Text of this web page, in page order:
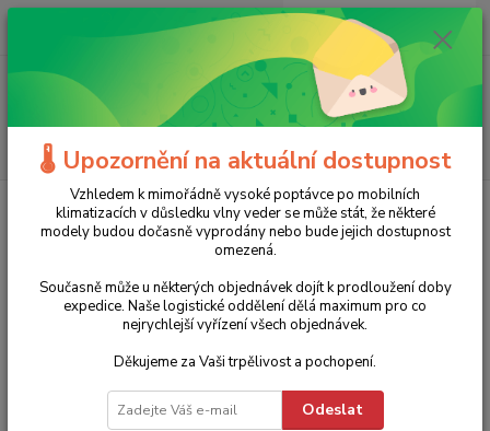
(Po-Ne, 8-20 hod.)
ks
0 Kč
Stavební nářadí Stavební kolečka
Elektrické motorové kolečko
S500 Duramot - 75l
Elektrické motorové kolečko S500
Duramot - 75l
🌡️ Upozornění na aktuální dostupnost
Vzhledem k mimořádně vysoké poptávce po mobilních
klimatizacích v důsledku vlny veder se může stát, že některé
modely budou dočasně vyprodány nebo bude jejich dostupnost
omezená.
Současně může u některých objednávek dojít k prodloužení doby
expedice. Naše logistické oddělení dělá maximum pro co
nejrychlejší vyřízení všech objednávek.
Děkujeme za Vaši trpělivost a pochopení.
Odeslat